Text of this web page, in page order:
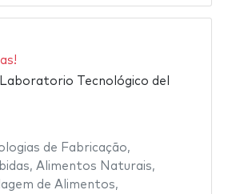
Tecnológico del
de Fabricação,
, Alimentos Naturais,
de Alimentos,